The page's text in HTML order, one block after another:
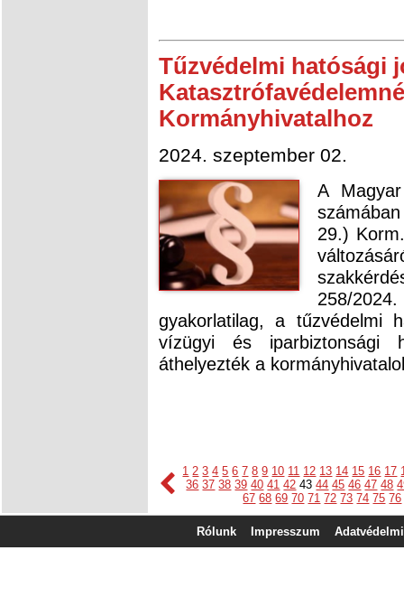
Tűzvédelmi hatósági
Kormányhivatalhoz
2024. szeptember 02.
A
29.)
258/
gyakorlatilag, a tűzvédelmi
vízügyi és iparbiztonsági
áthelyezték a
1 2 3 4 5 6 7 8 9 10 11 12 13 14 15 16 17
36 37 38 39 40 41 42 43 44 45 46 47 48
67 68 69 70 71 72 73 74 75 76
Rólunk Impresszum